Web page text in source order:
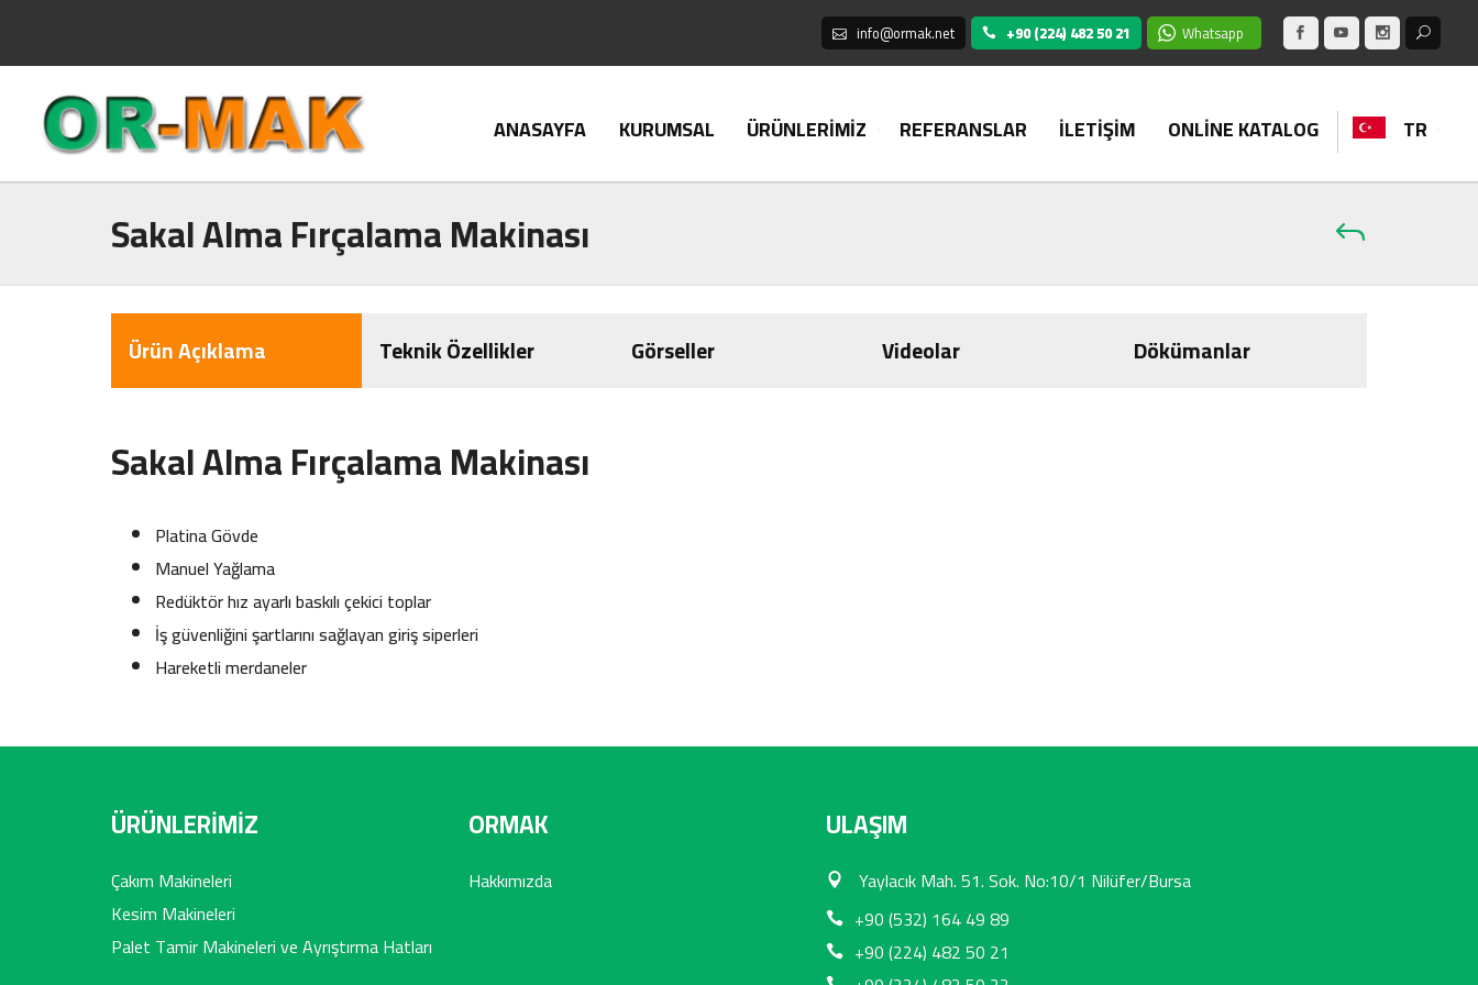
info@ormak.net +90 (224) 482 50 21 Whatsapp
ANASAYFA KURUMSAL ÜRÜNLERİMİZ REFERANSLAR İLETİŞİM ONLİNE KATALOG TR
Sakal Alma Fırçalama Makinası
Ürün Açıklama Teknik Özellikler Görseller Videolar Dökümanlar
Sakal Alma Fırçalama Makinası
Platina Gövde
Manuel Yağlama
Redüktör hız ayarlı baskılı çekici toplar
İş güvenliğini şartlarını sağlayan giriş siperleri
Hareketli merdaneler
ÜRÜNLERİMİZ
Çakım Makineleri
Kesim Makineleri
Palet Tamir Makineleri ve Ayrıştırma Hatları
ORMAK
Hakkımızda
ULAŞIM
Yaylacık Mah. 51. Sok. No:10/1 Nilüfer/Bursa
+90 (532) 164 49 89
+90 (224) 482 50 21